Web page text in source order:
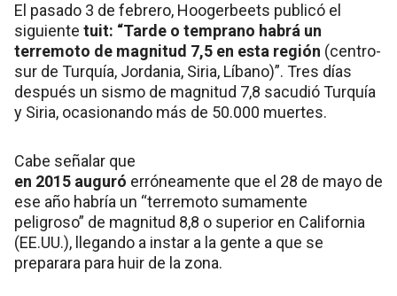
El pasado 3 de febrero, Hoogerbeets publicó el
siguiente tuit: “Tarde o temprano habrá un
terremoto de magnitud 7,5 en esta región (centro-
sur de Turquía, Jordania, Siria, Líbano)”. Tres días
después un sismo de magnitud 7,8 sacudió Turquía
y Siria, ocasionando más de 50.000 muertes.
Cabe señalar que
en 2015 auguró erróneamente que el 28 de mayo de
ese año habría un “terremoto sumamente
peligroso” de magnitud 8,8 o superior en California
(EE.UU.), llegando a instar a la gente a que se
preparara para huir de la zona.